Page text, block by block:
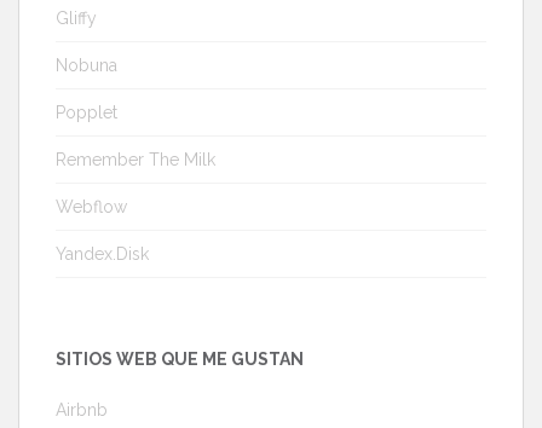
Gliffy
Nobuna
Popplet
Remember The Milk
Webflow
Yandex.Disk
SITIOS WEB QUE ME GUSTAN
Airbnb